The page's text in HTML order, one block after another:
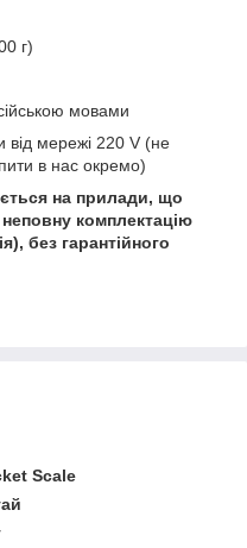
г)
мовами
від мережі 220 V (не
в нас окремо)
на прилади, що
комплектацію
без гарантійного
Scale